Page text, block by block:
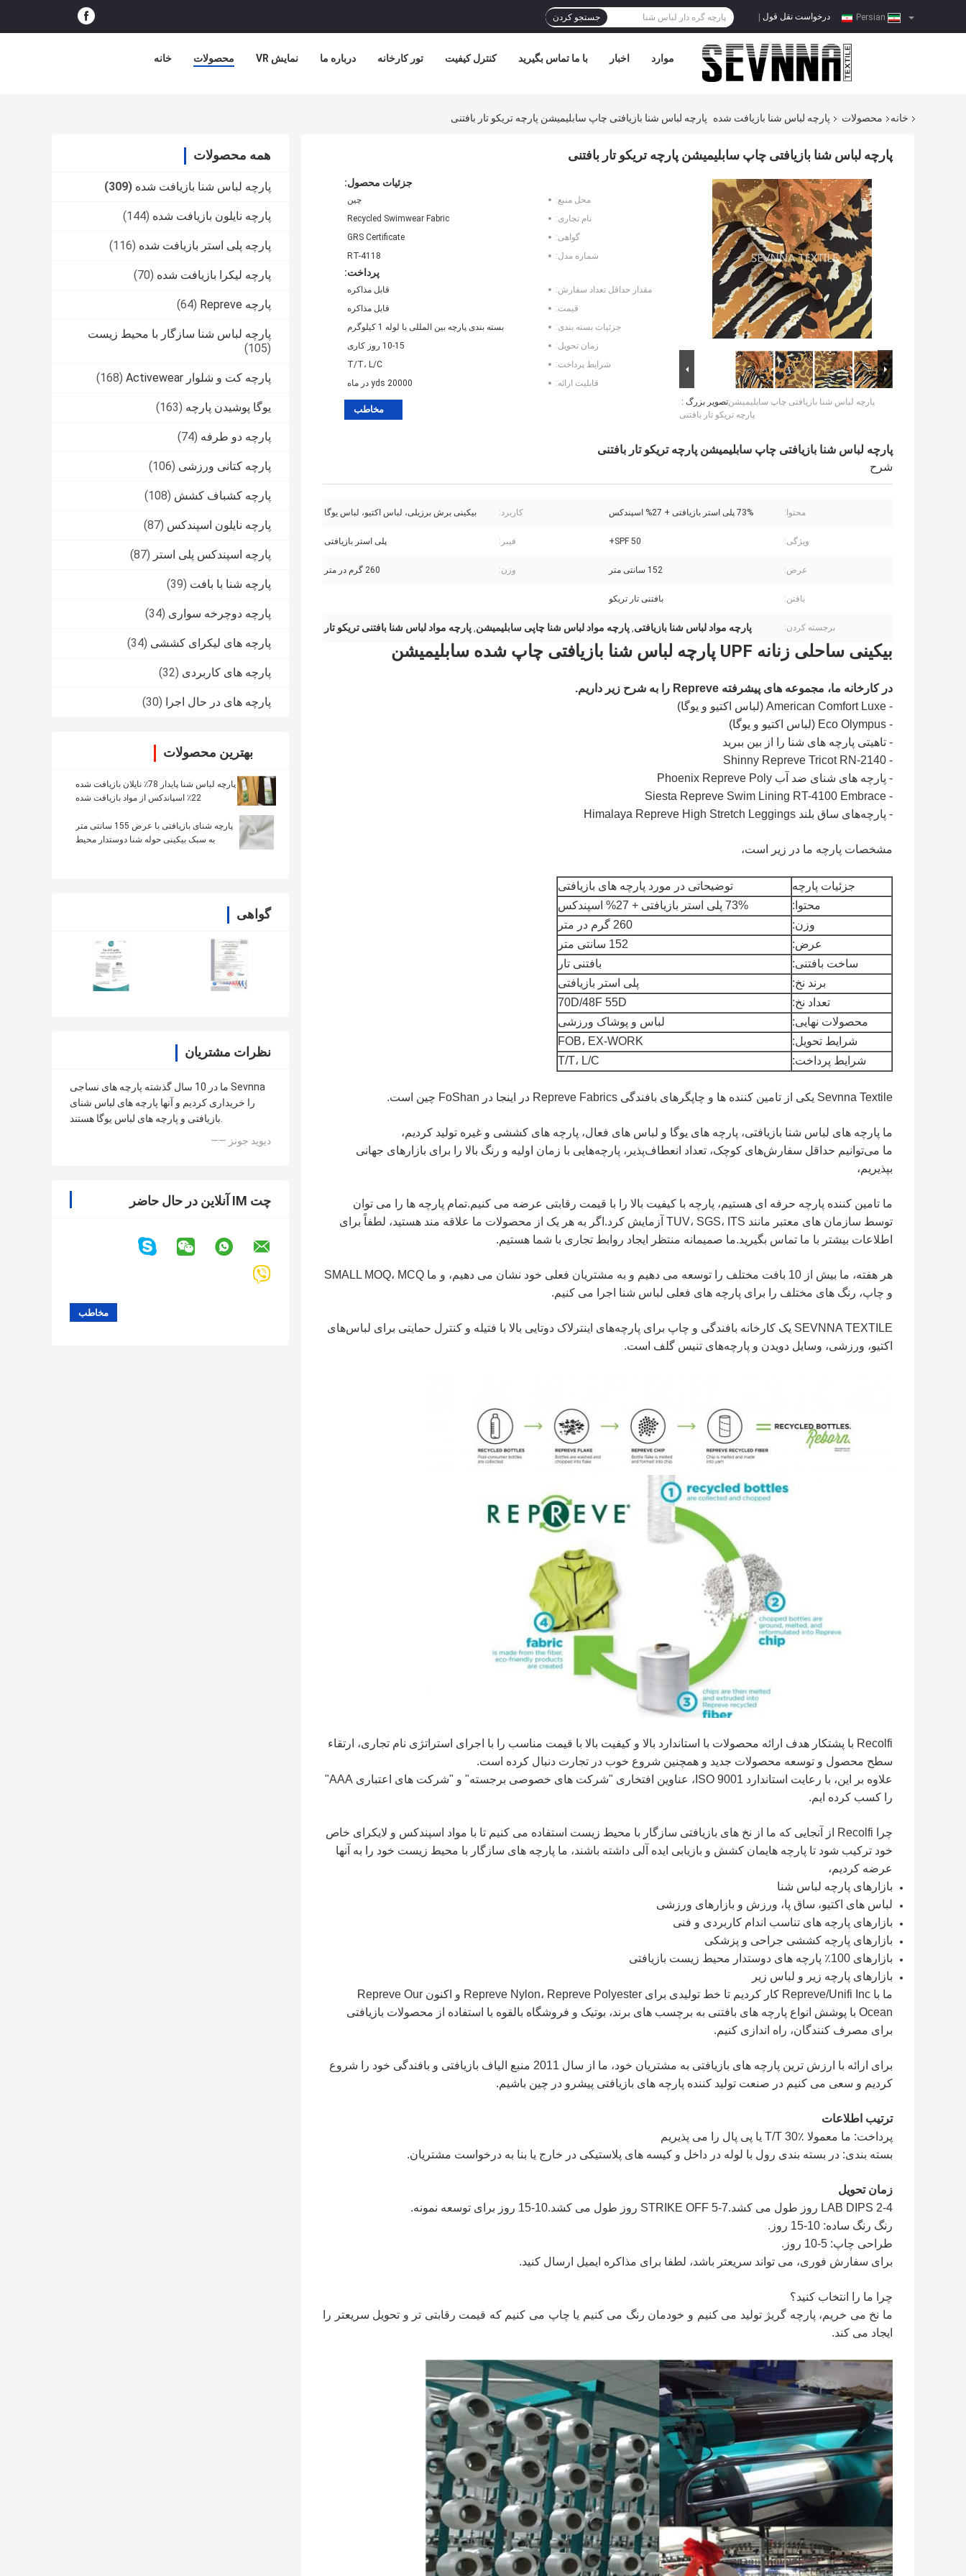
درخواست نقل قول جستجو کردن
خانه محصولات نمایش VR درباره ما تور کارخانه کنترل کیفیت با ما تماس بگیرید اخبار موارد
خانه محصولات پارچه لباس شنا بازیافت شده پارچه لباس شنا بازیافتی چاپ سابلیمیشن پارچه تریکو تار بافتنی
همه محصولات
پارچه لباس شنا بازیافت شده (309)
پارچه نایلون بازیافت شده (144)
پارچه پلی استر بازیافت شده (116)
پارچه لیکرا بازیافت شده (70)
پارچه Repreve (64)
پارچه لباس شنا سازگار با محیط زیست
(105)
پارچه کت و شلوار Activewear (168)
یوگا پوشیدن پارچه (163)
پارچه دو طرفه (74)
پارچه کتانی ورزشی (106)
پارچه کشباف کشش (108)
پارچه نایلون اسپندکس (87)
پارچه اسپندکس پلی استر (87)
پارچه شنا با بافت (39)
پارچه دوچرخه سواری (34)
پارچه های لیکرای کششی (34)
پارچه های کاربردی (32)
پارچه های در حال اجرا (30)
بهترین محصولات
پارچه لباس شنا پایدار 78٪ نایلان بازیافت شده
22٪ اسپاندکس از مواد بازیافت شده
پارچه شنای بازیافتی با عرض 155 سانتی متر
به سبک بیکینی حوله شنا دوستدار محیط
گواهی
نظرات مشتریان
ما در 10 سال گذشته پارچه های نساجی Sevnna
را خریداری کردیم و آنها پارچه های لباس شنای
بازیافتی و پارچه های لباس یوگا هستند.
—— دیوید جونز
چت IM آنلاین در حال حاضر
پارچه لباس شنا بازیافتی چاپ سابلیمیشن پارچه تریکو تار بافتنی
تصویر بزرگ :پارچه لباس شنا بازیافتی چاپ سابلیمیشن
پارچه تریکو تار بافتنی
جزئیات محصول:
محل منبع:
چین
نام تجاری:
Recycled Swimwear Fabric
گواهی:
GRS Certificate
شماره مدل:
RT-4118
پرداخت:
مقدار حداقل تعداد سفارش:
قابل مذاکره
قیمت:
قابل مذاکره
جزئیات بسته بندی:
بسته بندی پارچه بین المللی با لوله 1 کیلوگرم
زمان تحویل:
10-15 روز کاری
شرایط پرداخت:
T/T، L/C
قابلیت ارائه:
20000 yds در ماه
مخاطب
پارچه لباس شنا بازیافتی چاپ سابلیمیشن پارچه تریکو تار بافتنی
شرح
محتوا: 73% پلی استر بازیافتی + 27% اسپندکس کاربرد: بیکینی برش برزیلی، لباس اکتیو، لباس یوگا
ویژگی: SPF 50+ فیبر: پلی استر بازیافتی
عرض: 152 سانتی متر وزن: 260 گرم در متر
بافتن: بافتنی تار تریکو
برجسته کردن: پارچه مواد لباس شنا بازیافتی, پارچه مواد لباس شنا چاپی سابلیمیشن, پارچه مواد لباس شنا بافتنی تریکو تار
بیکینی ساحلی زنانه UPF پارچه لباس شنا بازیافتی چاپ شده سابلیمیشن
در کارخانه ما، مجموعه های پیشرفته Repreve را به شرح زیر داریم.
- American Comfort Luxe (لباس اکتیو و یوگا)
- Eco Olympus (لباس اکتیو و یوگا)
- تاهیتی پارچه های شنا را از بین ببرید
- Shinny Repreve Tricot RN-2140
- پارچه های شنای ضد آب Phoenix Repreve Poly
- Siesta Repreve Swim Lining RT-4100 Embrace
- پارچه‌های ساق بلند Himalaya Repreve High Stretch Leggings
مشخصات پارچه ما در زیر است،
جزئیات پارچه
توضیحاتی در مورد پارچه های بازیافتی
محتوا:
73% پلی استر بازیافتی + 27% اسپندکس
وزن:
260 گرم در متر
عرض:
152 سانتی متر
ساخت بافتنی:
بافتنی تار
برند نخ:
پلی استر بازیافتی
تعداد نخ:
70D/48F 55D
محصولات نهایی:
لباس و پوشاک ورزشی
شرایط تحویل:
FOB، EX-WORK
شرایط پرداخت:
T/T، L/C
Sevnna Textile یکی از تامین کننده ها و چاپگرهای بافندگی Repreve Fabrics در اینجا در FoShan چین است.
ما پارچه های لباس شنا بازیافتی، پارچه های یوگا و لباس های فعال، پارچه های کششی و غیره تولید کردیم،
ما می‌توانیم حداقل سفارش‌های کوچک، تعداد انعطاف‌پذیر، پارچه‌هایی با زمان اولیه و رنگ بالا را برای بازارهای جهانی
بپذیریم،
ما تامین کننده پارچه حرفه ای هستیم، پارچه با کیفیت بالا را با قیمت رقابتی عرضه می کنیم.تمام پارچه ها را می توان
توسط سازمان های معتبر مانند TUV، SGS، ITS آزمایش کرد.اگر به هر یک از محصولات ما علاقه مند هستید، لطفاً برای
اطلاعات بیشتر با ما تماس بگیرید.ما صمیمانه منتظر ایجاد روابط تجاری با شما هستیم.
هر هفته، ما بیش از 10 بافت مختلف را توسعه می دهیم و به مشتریان فعلی خود نشان می دهیم، و ما SMALL MOQ، MCQ
و چاپ، رنگ های مختلف را برای پارچه های فعلی لباس شنا اجرا می کنیم.
SEVNNA TEXTILE یک کارخانه بافندگی و چاپ برای پارچه‌های اینترلاک دوتایی بالا با فتیله و کنترل حمایتی برای لباس‌های
اکتیو، ورزشی، وسایل دویدن و پارچه‌های تنیس گلف است.
Recolfi با پشتکار هدف ارائه محصولات با استاندارد بالا و کیفیت بالا با قیمت مناسب را با اجرای استراتژی نام تجاری، ارتقاء
سطح محصول و توسعه محصولات جدید و همچنین شروع خوب در تجارت دنبال کرده است.
علاوه بر این، با رعایت استاندارد ISO 9001، عناوین افتخاری "شرکت های خصوصی برجسته" و "شرکت های اعتباری AAA"
را کسب کرده ایم.
چرا Recolfi از آنجایی که ما از نخ های بازیافتی سازگار با محیط زیست استفاده می کنیم تا با مواد اسپندکس و لایکرای خاص
خود ترکیب شود تا پارچه هایمان کشش و بازیابی ایده آلی داشته باشند، ما پارچه های سازگار با محیط زیست خود را به آنها
عرضه کردیم،
بازارهای پارچه لباس شنا
لباس های اکتیو، ساق پا، ورزش و بازارهای ورزشی
بازارهای پارچه های تناسب اندام کاربردی و فنی
بازارهای پارچه کششی جراحی و پزشکی
بازارهای 100٪ پارچه های دوستدار محیط زیست بازیافتی
بازارهای پارچه زیر و لباس زیر
ما با Repreve/Unifi Inc کار کردیم تا خط تولیدی برای Repreve Nylon، Repreve Polyester و اکنون Repreve Our
Ocean با پوشش انواع پارچه های بافتنی به برچسب های برند، بوتیک و فروشگاه بالقوه با استفاده از محصولات بازیافتی
برای مصرف کنندگان، راه اندازی کنیم.
برای ارائه با ارزش ترین پارچه های بازیافتی به مشتریان خود، ما از سال 2011 منبع الیاف بازیافتی و بافندگی خود را شروع
کردیم و سعی می کنیم در صنعت تولید کننده پارچه های بازیافتی پیشرو در چین باشیم.
ترتیب اطلاعات
پرداخت: ما معمولا T/T 30٪ یا پی پال را می پذیریم
بسته بندی: در بسته بندی رول با لوله در داخل و کیسه های پلاستیکی در خارج یا بنا به درخواست مشتریان.
زمان تحویل
LAB DIPS 2-4 روز طول می کشد.STRIKE OFF 5-7 روز طول می کشد.10-15 روز برای توسعه نمونه.
رنگ رنگ ساده: 10-15 روز.
طراحی چاپ: 5-10 روز.
برای سفارش فوری، می تواند سریعتر باشد، لطفا برای مذاکره ایمیل ارسال کنید.
چرا ما را انتخاب کنید؟
ما نخ می خریم، پارچه گریژ تولید می کنیم و خودمان رنگ می کنیم یا چاپ می کنیم که قیمت رقابتی تر و تحویل سریعتر را
ایجاد می کند.